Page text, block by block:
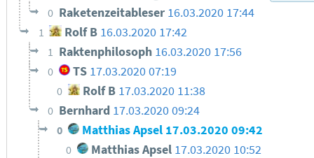
0 Raketenzeitableser 16.03.2020 17:44
1 Rolf B 16.03.2020 17:42
1 Raktenphilosoph 16.03.2020 17:56
0 TS 17.03.2020 07:19
0 Rolf B 17.03.2020 11:38
0 Bernhard 17.03.2020 09:24
0 Matthias Apsel 17.03.2020 09:42
0 Matthias Apsel 17.03.2020 10:52